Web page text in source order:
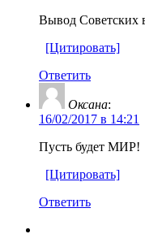
Вывод Советских
[Цитировать]
Ответить
Оксана:
16/02/2017 в 14:21
Пусть будет МИР!
[Цитировать]
Ответить